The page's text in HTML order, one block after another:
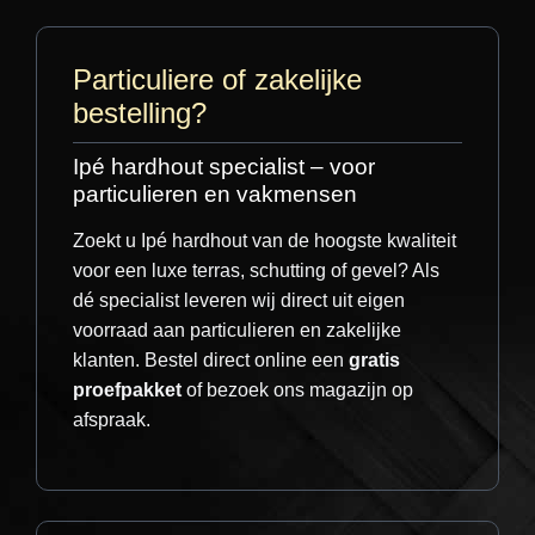
en nagenoeg rotvrij.
✅ 30+ jaar levensduur
✅ Tot 25dB geluidsstop
✅ Snelle levering
advies
Hoe bestel je jouw pakket?
Bestellen gaat eenvoudig perstrekkende
meter (m1)
8 meter.
uitsluitend uit A-kwaliteit Ipé: extreem stabiel
Optimale bescherming en behoud van
garantie:Om aanspraak te kunnen maken op
onze garantie, dient u het hout de eerste twee
jaar periodiek te behandelen met een
hoogwaardige houtolie. Dit is essentieel om
de conditie van het hout optimaal te houden.
Opslag van uw geleverde
dagen na levering gereed te hebben. Vooral
Particuliere of zakelijke
bestelling?
Ipé hardhout specialist – voor
particulieren en vakmensen
Zoekt u Ipé hardhout van de hoogste kwaliteit
voor een luxe terras, schutting of gevel? Als
dé specialist leveren wij direct uit eigen
voorraad aan particulieren en zakelijke
klanten. Bestel direct online een gratis
proefpakket of bezoek ons magazijn op
afspraak.